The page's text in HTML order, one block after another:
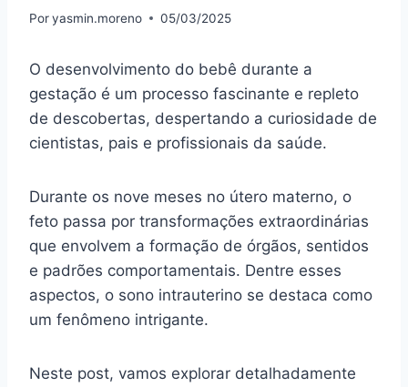
Poryasmin.moreno 05/03/2025
O desenvolvimento do bebê durante a
gestação é um processo fascinante e repleto
de descobertas, despertando a curiosidade de
cientistas, pais e profissionais da saúde.
Durante os nove meses no útero materno, o
feto passa por transformações extraordinárias
que envolvem a formação de órgãos, sentidos
e padrões comportamentais. Dentre esses
aspectos, o sono intrauterino se destaca como
um fenômeno intrigante.
Neste post, vamos explorar detalhadamente